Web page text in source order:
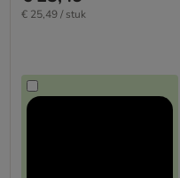
€ 25,49 / stuk